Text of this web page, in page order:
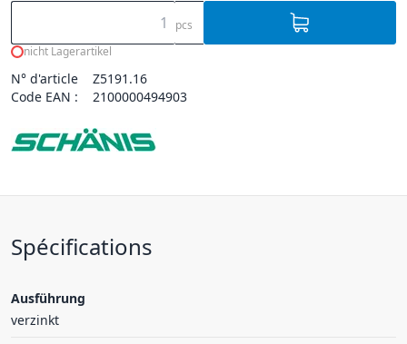
pcs
nicht Lagerartikel
N° d'article
Z5191.16
Code EAN :
2100000494903
Spécifications
Ausführung
verzinkt